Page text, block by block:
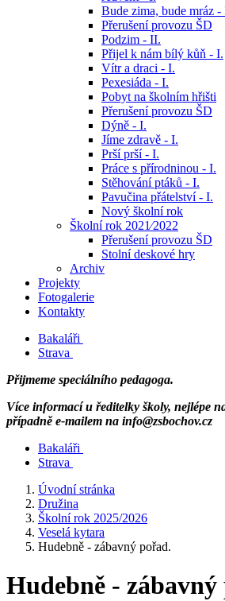
Bude zima, bude mráz -
Přerušení provozu ŠD
Podzim - II.
Přijel k nám bílý kůň - I.
Vítr a draci - I.
Pexesiáda - I.
Pobyt na školním hřišti
Přerušení provozu ŠD
Dýně - I.
Jíme zdravě - I.
Prší prší - I.
Práce s přírodninou - I.
Stěhování ptáků - I.
Pavučina přátelství - I.
Nový školní rok
Školní rok 2021⁄2022
Přerušení provozu ŠD
Stolní deskové hry
Archiv
Projekty
Fotogalerie
Kontakty
Bakaláři
Strava
Přijmeme speciálního pedagoga.
Více informací u ředitelky školy, nejlépe
případně e-mailem na info@zsbochov.cz
Bakaláři
Strava
Úvodní stránka
Družina
Školní rok 2025/2026
Veselá kytara
Hudebně - zábavný pořad.
Hudebně - zábavný